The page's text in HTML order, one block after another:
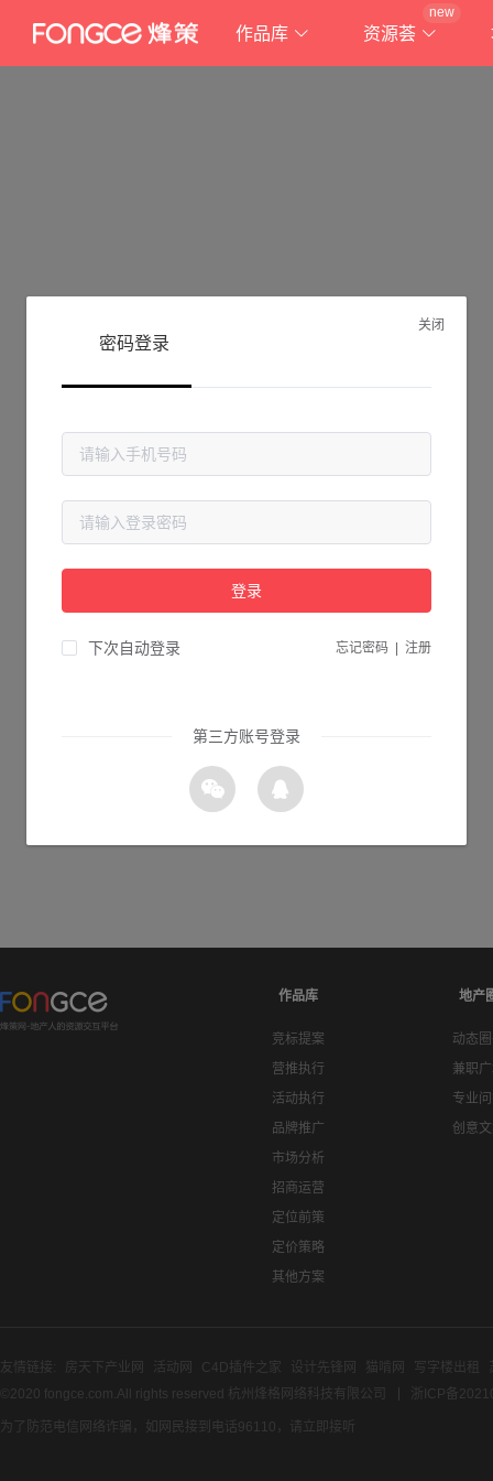
作品库 资源荟
new
抱歉!
请检查您输入的网址是否正确，或点击下面的按钮返回首页。
作品库
竞标提案
营推执行
活动执行
品牌推广
市场分析
招商运营
定位前策
定价策略
其他方案
地产
动态
兼职
专业
创意
友情链接: 房天下产业网 活动网 C4D插件之家 设计先锋网 猫啃网 写字楼出租
©2020 fongce.com.All rights reserved 杭州烽格网络科技有限公司
浙ICP备
为了防范电信网络诈骗，如网民接到电话96110，请立即接听
关闭
密码登录
登录
下次自动登录 忘记密码 注册
第三方账号登录